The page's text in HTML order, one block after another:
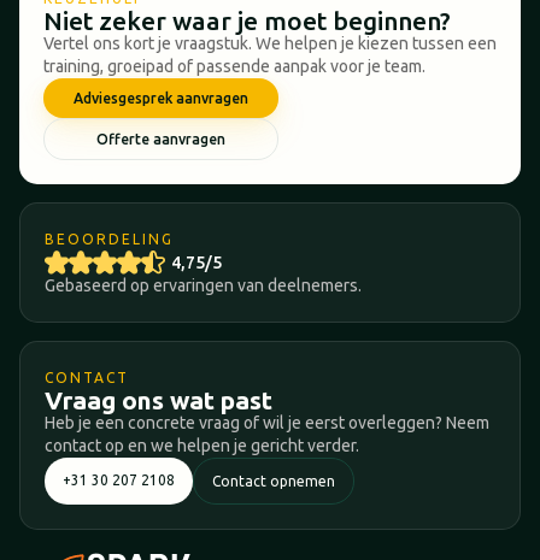
Niet zeker waar je moet beginnen?
Vertel ons kort je vraagstuk. We helpen je kiezen tussen een
training, groeipad of passende aanpak voor je team.
Adviesgesprek aanvragen
Offerte aanvragen
BEOORDELING
4,75/5
Gebaseerd op ervaringen van deelnemers.
CONTACT
Vraag ons wat past
Heb je een concrete vraag of wil je eerst overleggen? Neem
contact op en we helpen je gericht verder.
+31 30 207 2108 Contact opnemen